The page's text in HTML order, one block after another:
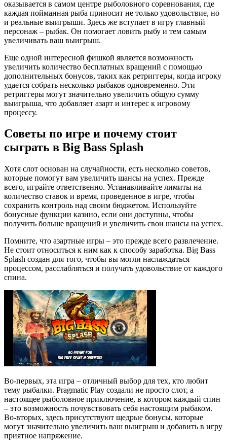
оказывается в самом центре рыболовного соревнования, где
каждая пойманная рыба приносит не только удовольствие, но
и реальные выигрыши. Здесь же вступает в игру главный
персонаж – рыбак. Он помогает ловить рыбу и тем самым
увеличивать ваш выигрыш.
Еще одной интересной фишкой является возможность
увеличить количество бесплатных вращений с помощью
дополнительных бонусов, таких как ретриггеры, когда игроку
удается собрать несколько рыбаков одновременно. Эти
ретриггеры могут значительно увеличить общую сумму
выигрыша, что добавляет азарт и интерес к игровому
процессу.
Советы по игре и почему стоит
сыграть в Big Bass Splash
Хотя слот основан на случайности, есть несколько советов,
которые помогут вам увеличить шансы на успех. Прежде
всего, играйте ответственно. Устанавливайте лимиты на
количество ставок и время, проведенное в игре, чтобы
сохранить контроль над своим бюджетом. Используйте
бонусные функции казино, если они доступны, чтобы
получить больше вращений и увеличить свои шансы на успех.
Помните, что азартные игры – это прежде всего развлечение.
Не стоит относиться к ним как к способу заработка. Big Bass
Splash создан для того, чтобы вы могли наслаждаться
процессом, расслабляться и получать удовольствие от каждого
спина.
Во-первых, эта игра – отличный выбор для тех, кто любит
тему рыбалки. Pragmatic Play создали не просто слот, а
настоящее рыболовное приключение, в котором каждый спин
– это возможность почувствовать себя настоящим рыбаком.
Во-вторых, здесь присутствуют щедрые бонусы, которые
могут значительно увеличить ваш выигрыш и добавить в игру
приятное напряжение.